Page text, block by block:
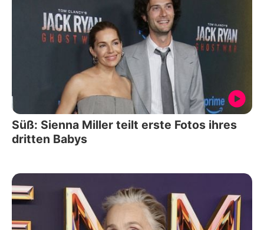
Süß: Sienna Miller teilt erste Fotos ihres
dritten Babys